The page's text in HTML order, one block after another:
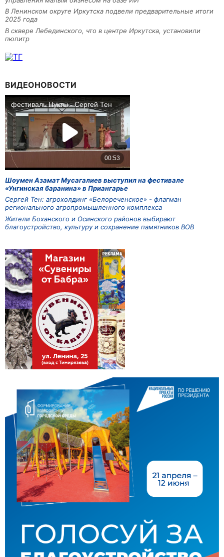
В Ленинском округе Иркутска подвели предварительные итоги
2025 года
В сквере Лебединского, что в центре Иркутска, установили
пюпитр
ВИДЕОНОВОСТИ
Шоумен Азамат Мусагалиев выступил на фестивале
«Унгинская баранина» в Приангарье
Сергей Тен: агрохолдинг «Белореченское» - флагман
регионального агропромышленного комплекса
Жители Боханского и Осинского районов выбирают
благоустройство, культуру и сохранение памятников ВОВ